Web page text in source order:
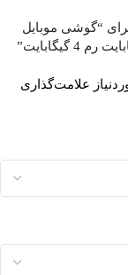
“گوشی موبایل
علامت‌گذاری